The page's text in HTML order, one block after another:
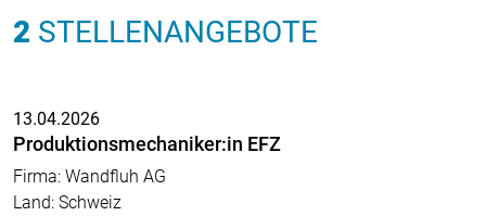
2 STELLENANGEBOTE
13.04.2026
Produktionsmechaniker:in EFZ
Firma: Wandfluh AG
Land: Schweiz